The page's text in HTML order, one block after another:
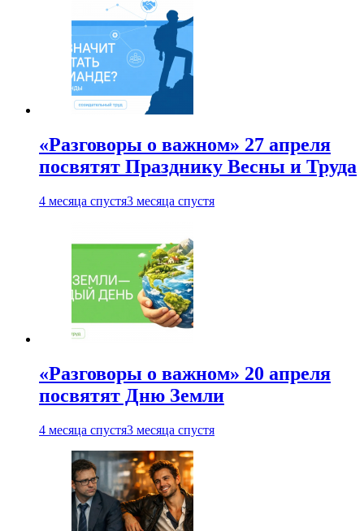
«Разговоры о важном» 27 апреля
посвятят Празднику Весны и Труда
4 месяца спустя3 месяца спустя
«Разговоры о важном» 20 апреля
посвятят Дню Земли
4 месяца спустя3 месяца спустя